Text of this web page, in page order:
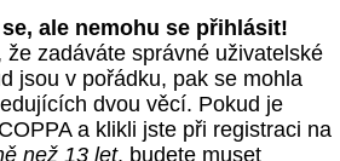
ale nemohu se přihlásit!
že zadáváte správné uživatelské
jsou v pořádku, pak se mohla
dvou věcí. Pokud je
a klikli jste při registraci na
než 13 let, budete muset